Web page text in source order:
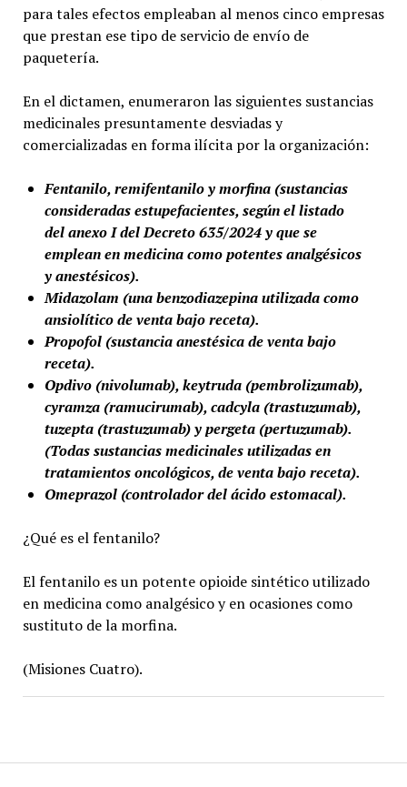
para tales efectos empleaban al menos cinco empresas
que prestan ese tipo de servicio de envío de
paquetería.
En el dictamen, enumeraron las siguientes sustancias
medicinales presuntamente desviadas y
comercializadas en forma ilícita por la organización:
Fentanilo, remifentanilo y morfina (sustancias
consideradas estupefacientes, según el listado
del anexo I del Decreto 635/2024 y que se
emplean en medicina como potentes analgésicos
y anestésicos).
Midazolam (una benzodiazepina utilizada como
ansiolítico de venta bajo receta).
Propofol (sustancia anestésica de venta bajo
receta).
Opdivo (nivolumab), keytruda (pembrolizumab),
cyramza (ramucirumab), cadcyla (trastuzumab),
tuzepta (trastuzumab) y pergeta (pertuzumab).
(Todas sustancias medicinales utilizadas en
tratamientos oncológicos, de venta bajo receta).
Omeprazol (controlador del ácido estomacal).
¿Qué es el fentanilo?
El fentanilo es un potente opioide sintético utilizado
en medicina como analgésico y en ocasiones como
sustituto de la morfina.
(Misiones Cuatro).